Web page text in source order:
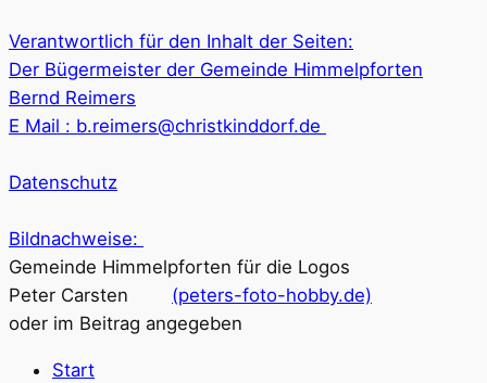
Verantwortlich für den Inhalt der Seiten:
Der Bügermeister der Gemeinde Himmelpforten
Bernd Reimers
E Mail : b.reimers@christkinddorf.de
Datenschutz
Bildnachweise:
Gemeinde Himmelpforten für die Logos
Peter Carsten (peters-foto-hobby.de)
oder im Beitrag angegeben
Start